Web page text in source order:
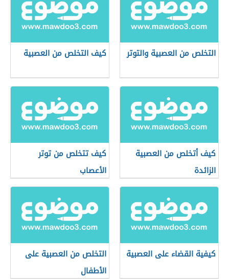
التخلص من العصبية والتوتر كيف التخلص من العصبية
كيف أتخلص من العصبية
الزائدة
كيف تتخلص من توتر
الأعصاب
كيفية القضاء على العصبية
التخلص من العصبية على
الأطفال